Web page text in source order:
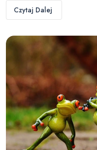
Czytaj Dalej